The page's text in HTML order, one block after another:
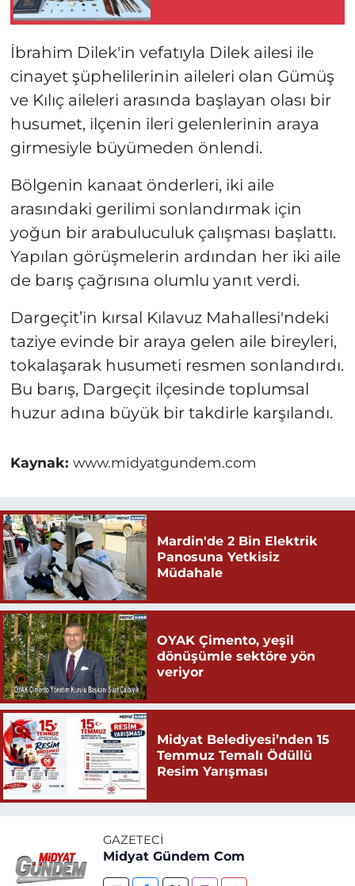
İbrahim Dilek'in vefatıyla Dilek ailesi ile
cinayet şüphelilerinin aileleri olan Gümüş
ve Kılıç aileleri arasında başlayan olası bir
husumet, ilçenin ileri gelenlerinin araya
girmesiyle büyümeden önlendi.
Bölgenin kanaat önderleri, iki aile
arasındaki gerilimi sonlandırmak için
yoğun bir arabuluculuk çalışması başlattı.
Yapılan görüşmelerin ardından her iki aile
de barış çağrısına olumlu yanıt verdi.
Dargeçit’in kırsal Kılavuz Mahallesi'ndeki
taziye evinde bir araya gelen aile bireyleri,
tokalaşarak husumeti resmen sonlandırdı.
Bu barış, Dargeçit ilçesinde toplumsal
huzur adına büyük bir takdirle karşılandı.
Kaynak: www.midyatgundem.com
Mardin'de 2 Bin Elektrik
Panosuna Yetkisiz
Müdahale
OYAK Çimento, yeşil
dönüşümle sektöre yön
veriyor
Midyat Belediyesi’nden 15
Temmuz Temalı Ödüllü
Resim Yarışması
GAZETECI
Midyat Gündem Com